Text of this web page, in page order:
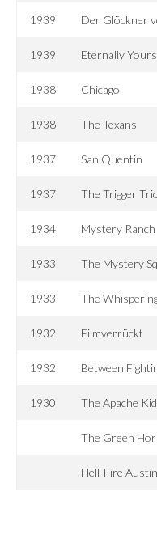
1939 Der Glöckner
1939 Eternally Yours
1938 Chicago
1938 The Texans
1937 San Quentin
1937 The Trigger
1934 Mystery Ranch
1933 The Mystery
1933 The
1932 Filmverrückt
1932 Between
1930 The Apache
The Green
Hell-Fire Austin